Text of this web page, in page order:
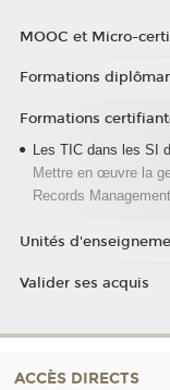
MOOC et Micro-
Formations
Formations
Les TIC dans les SI
Mettre en œuvre la
Records
Unités
Valider ses acquis
ACCÈS DIRECTS